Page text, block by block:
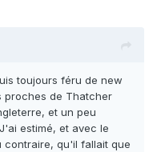
toujours féru de new
proches de Thatcher
et un peu
estimé, et avec le
contraire, qu'il fallait que